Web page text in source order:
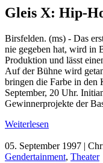
Gleis X: Hip-
Birsfelden. (ms) - Das
nie gegeben hat, wird in
Produktion und lässt
Auf der Bühne wird
bringen die Farbe in den
September, 20 Uhr.
Gewinnerprojekte der
Weiterlesen
05. September 1997 |
Gendertainment, Theater